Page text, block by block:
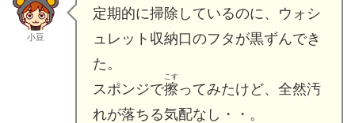
小豆
定期的に掃除しているのに、ウォシ
ュレット収納口のフタが黒ずんでき
た。
スポンジで擦
こす
ってみたけど、全然汚
れが落ちる気配なし・・。